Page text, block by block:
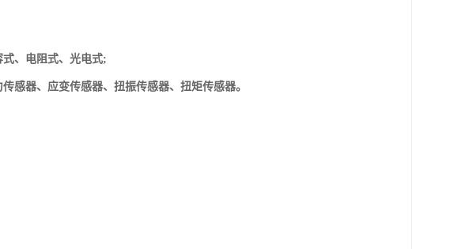
、电阻式、光电式;
感器、应变传感器、扭振传感器、扭矩传感器。